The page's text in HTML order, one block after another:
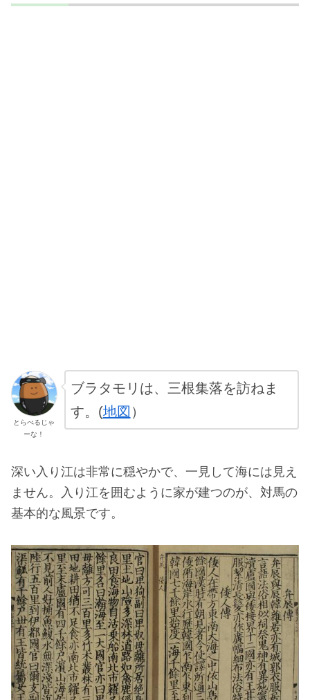
とらべるじゃ
ーな！
ブラタモリは、三根集落を訪ねま
す。(地図 ）
深い入り江は非常に穏やかで、一見して海には見え
ません。入り江を囲むように家が建つのが、対馬の
基本的な風景です。